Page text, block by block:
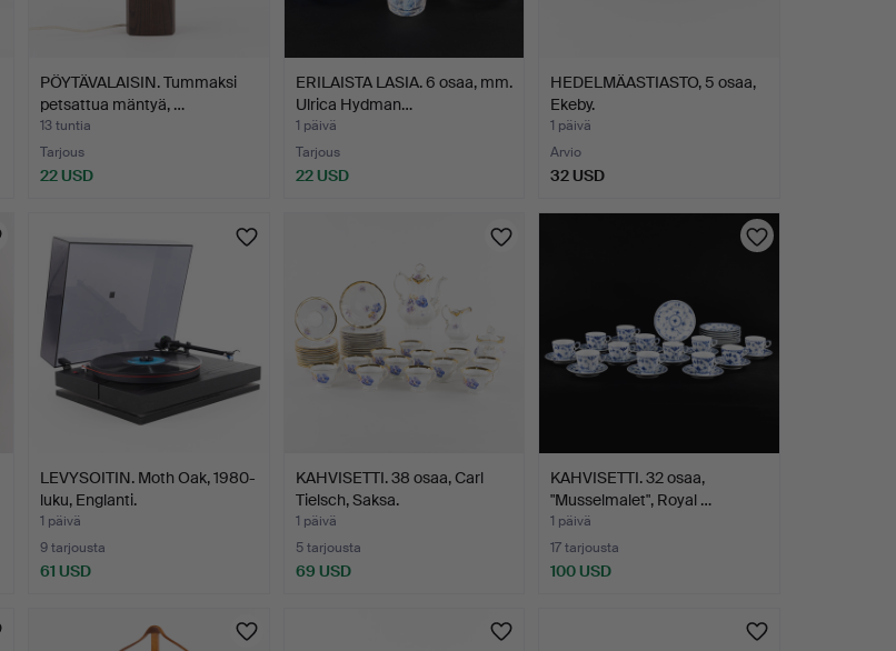
PÖYTÄVALAISIN. Tummaksi
petsattua mäntyä, …
13 tuntia
Tarjous
22 USD
ERILAISTA LASIA. 6 osaa, mm.
Ulrica Hydman…
1 päivä
Tarjous
22 USD
HEDELMÄASTIASTO, 5 osaa,
Ekeby.
1 päivä
Arvio
32 USD
LEVYSOITIN. Moth Oak, 1980-
luku, Englanti.
1 päivä
9 tarjousta
61 USD
KAHVISETTI. 38 osaa, Carl
Tielsch, Saksa.
1 päivä
5 tarjousta
69 USD
KAHVISETTI. 32 osaa,
"Musselmalet", Royal …
1 päivä
17 tarjousta
100 USD